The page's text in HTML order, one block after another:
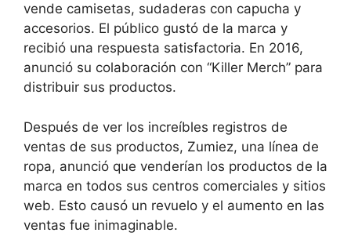
vende camisetas, sudaderas con capucha y
accesorios. El público gustó de la marca y
recibió una respuesta satisfactoria. En 2016,
anunció su colaboración con “Killer Merch” para
distribuir sus productos.
Después de ver los increíbles registros de
ventas de sus productos, Zumiez, una línea de
ropa, anunció que venderían los productos de la
marca en todos sus centros comerciales y sitios
web. Esto causó un revuelo y el aumento en las
ventas fue inimaginable.